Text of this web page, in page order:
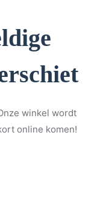
winkel wordt
online komen!